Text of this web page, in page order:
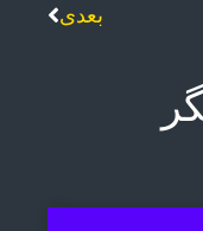
بعدی